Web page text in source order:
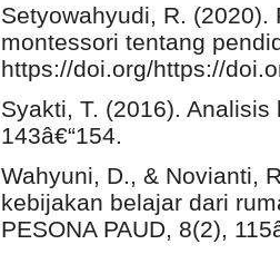
Setyowahyudi, R.
montessori tentang
https://doi.org/https://
Syakti, T. (2016).
143â€“154.
Wahyuni, D., & Novianti,
kebijakan belajar dari
PESONA PAUD, 8(2),